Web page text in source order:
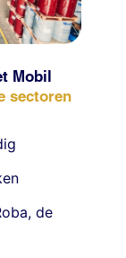
Mobil
sectoren
, de